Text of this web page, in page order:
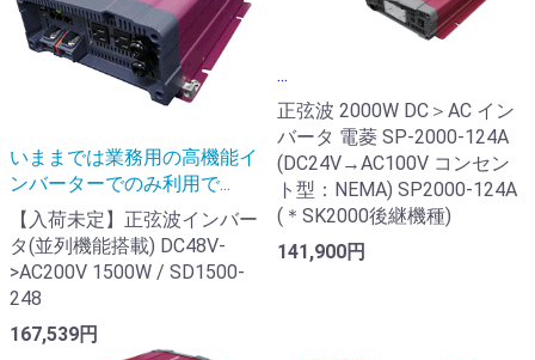
いままでは業務用の高機能イ
ンバーターでのみ利用で...
【入荷未定】正弦波インバー
タ(並列機能搭載) DC48V-
>AC200V 1500W / SD1500-
248
167,539円
...
正弦波 2000W DC＞AC イン
バータ 電菱 SP-2000-124A
(DC24V→AC100V コンセン
ト型：NEMA) SP2000-124A
(＊SK2000後継機種)
141,900円